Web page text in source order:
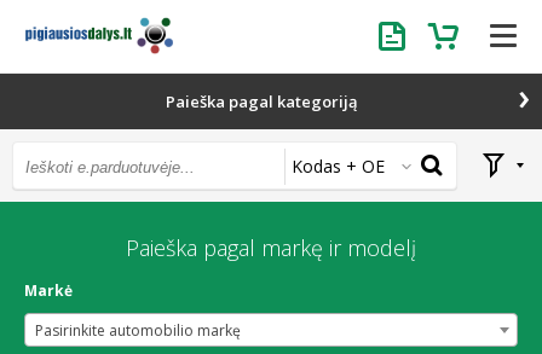
UžklausaKrepšelis
Paieška pagal kategoriją
Kodas + OE
Paieška pagal markę ir modelį
Markė
Pasirinkite automobilio markę